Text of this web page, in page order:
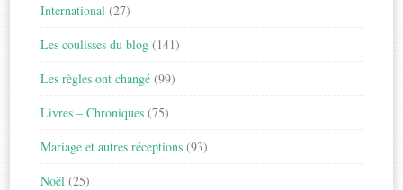
International (27)
Les coulisses du blog (141)
Les règles ont changé (99)
Livres – Chroniques (75)
Mariage et autres réceptions (93)
Noël (25)